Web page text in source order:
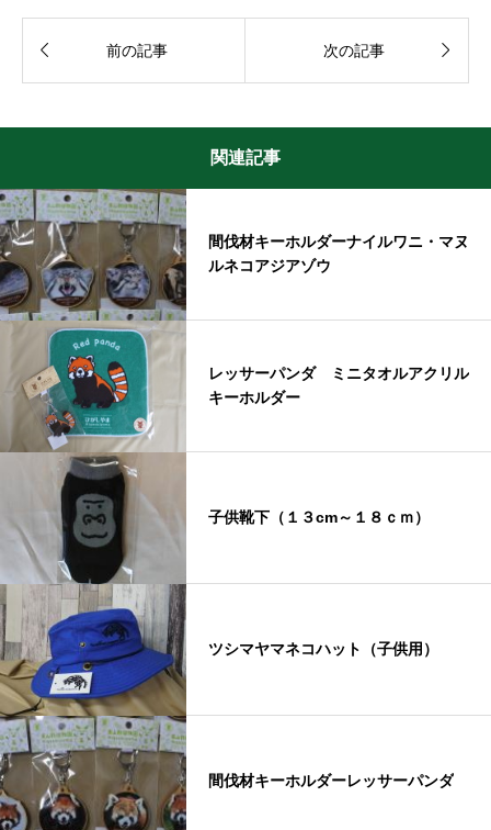
 前の記事 次の記事 
関連記事
間伐材キーホルダーナイルワニ・マヌ
ルネコアジアゾウ
レッサーパンダ ミニタオルアクリル
キーホルダー
子供靴下（１３cm～１８ｃｍ）
ツシマヤマネコハット（子供用）
間伐材キーホルダーレッサーパンダ